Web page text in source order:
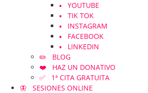
▪️ YOUTUBE
▪️ TIK TOK
▪️ INSTAGRAM
▪️ FACEBOOK
▪️ LINKEDIN
✏️ BLOG
❤️ HAZ UN DONATIVO
✅ 1ª CITA GRATUITA
🦋 SESIONES ONLINE